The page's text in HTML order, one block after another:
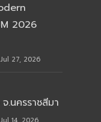
2026
27, 2026
นครราชสีมา